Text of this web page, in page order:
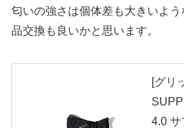
匂いの強さは個体差も大きいよ
品交換も良いかと思います。
[グリ
4.0 サ